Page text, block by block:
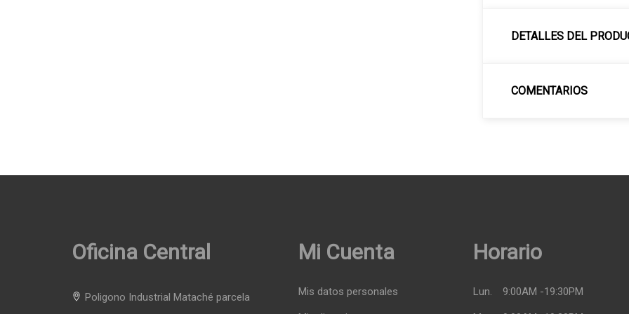
DETALLES DEL
COMENTARIOS
Oficina Central
Poligono Industrial Mataché parcela
Mi Cuenta
Mis datos personales
Horario
Lun. 9:00AM -19:30PM